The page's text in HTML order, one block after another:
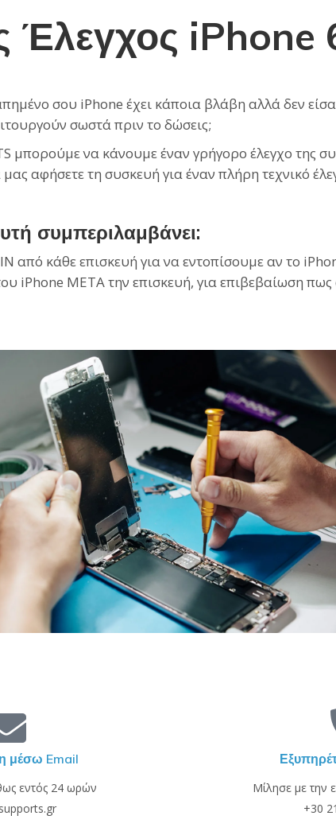
Έλεγχος iPhone
σου iPhone έχει κάποια βλάβη αλλά δεν
σωστά πριν το δώσεις;
μπορούμε να κάνουμε έναν γρήγορο έλεγχο της
αφήσετε τη συσκευή για έναν πλήρη τεχνικό
συμπεριλαμβάνει:
από κάθε επισκευή για να εντοπίσουμε αν το
iPhone ΜΕΤΑ την επισκευή, για επιβεβαίωση
μέσω Email
εντός 24 ωρών
Μίλησε με την
+30